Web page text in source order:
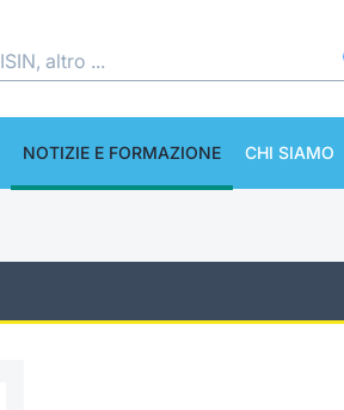
NOTIZIE E FORMAZIONE CHI SIAMO